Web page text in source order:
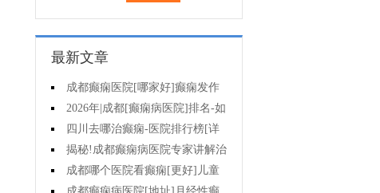
最新文章
成都癫痫医院[哪家好]癫痫发作
怎么急救?
2026年|成都[癫痫病医院]排名-如
何防止癫痫反复发作?
四川去哪治癫痫-医院排行榜[详
细排名]癫痫病人如何正确护理?
揭秘!成都癫痫病医院专家讲解治
疗癫痫效果好的方法?
成都哪个医院看癫痫[更好]儿童